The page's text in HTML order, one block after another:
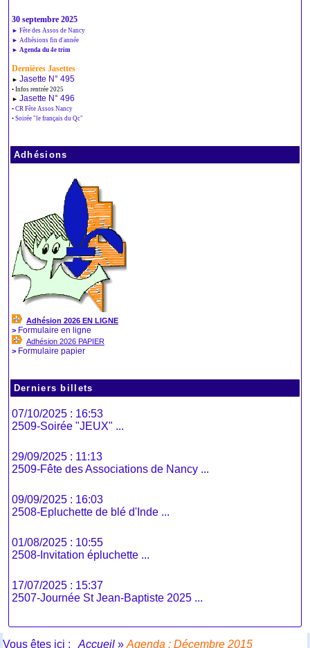
30 septembre 2025
► Fête des Assos de Nancy
► Adhésions fin d'année
► Agenda du 4e trim
Dernières Jasettes
► Jasette N° 495
• Infos rentrée 2025
► Jasette N° 496
• CR Fête Assos Nancy
• Soirée "le français du Qc"
Adhésions
Adhésion 2026 EN LIGNE
> Formulaire en ligne
Adhésion 2026 PAPIER
> Formulaire papier
Derniers billets
07/10/2025 : 16:53
2509-Soirée "JEUX" ...
29/09/2025 : 11:13
2509-Fête des Associations de Nancy ...
09/09/2025 : 16:03
2508-Epluchette de blé d'Inde ...
01/08/2025 : 10:55
2508-Invitation épluchette ...
17/07/2025 : 15:37
2507-Journée St Jean-Baptiste 2025 ...
Vous êtes ici : Accueil » Agenda : Décembre 2015